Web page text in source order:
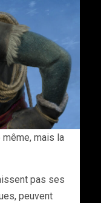
mais la
pas ses
peuvent